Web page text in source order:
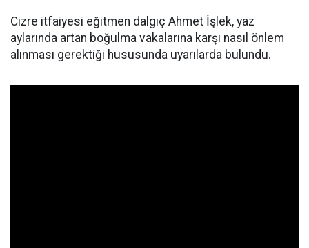
Cizre itfaiyesi eğitmen dalgıç Ahmet İşlek, yaz
aylarında artan boğulma vakalarına karşı nasıl önlem
alınması gerektiği hususunda uyarılarda bulundu.